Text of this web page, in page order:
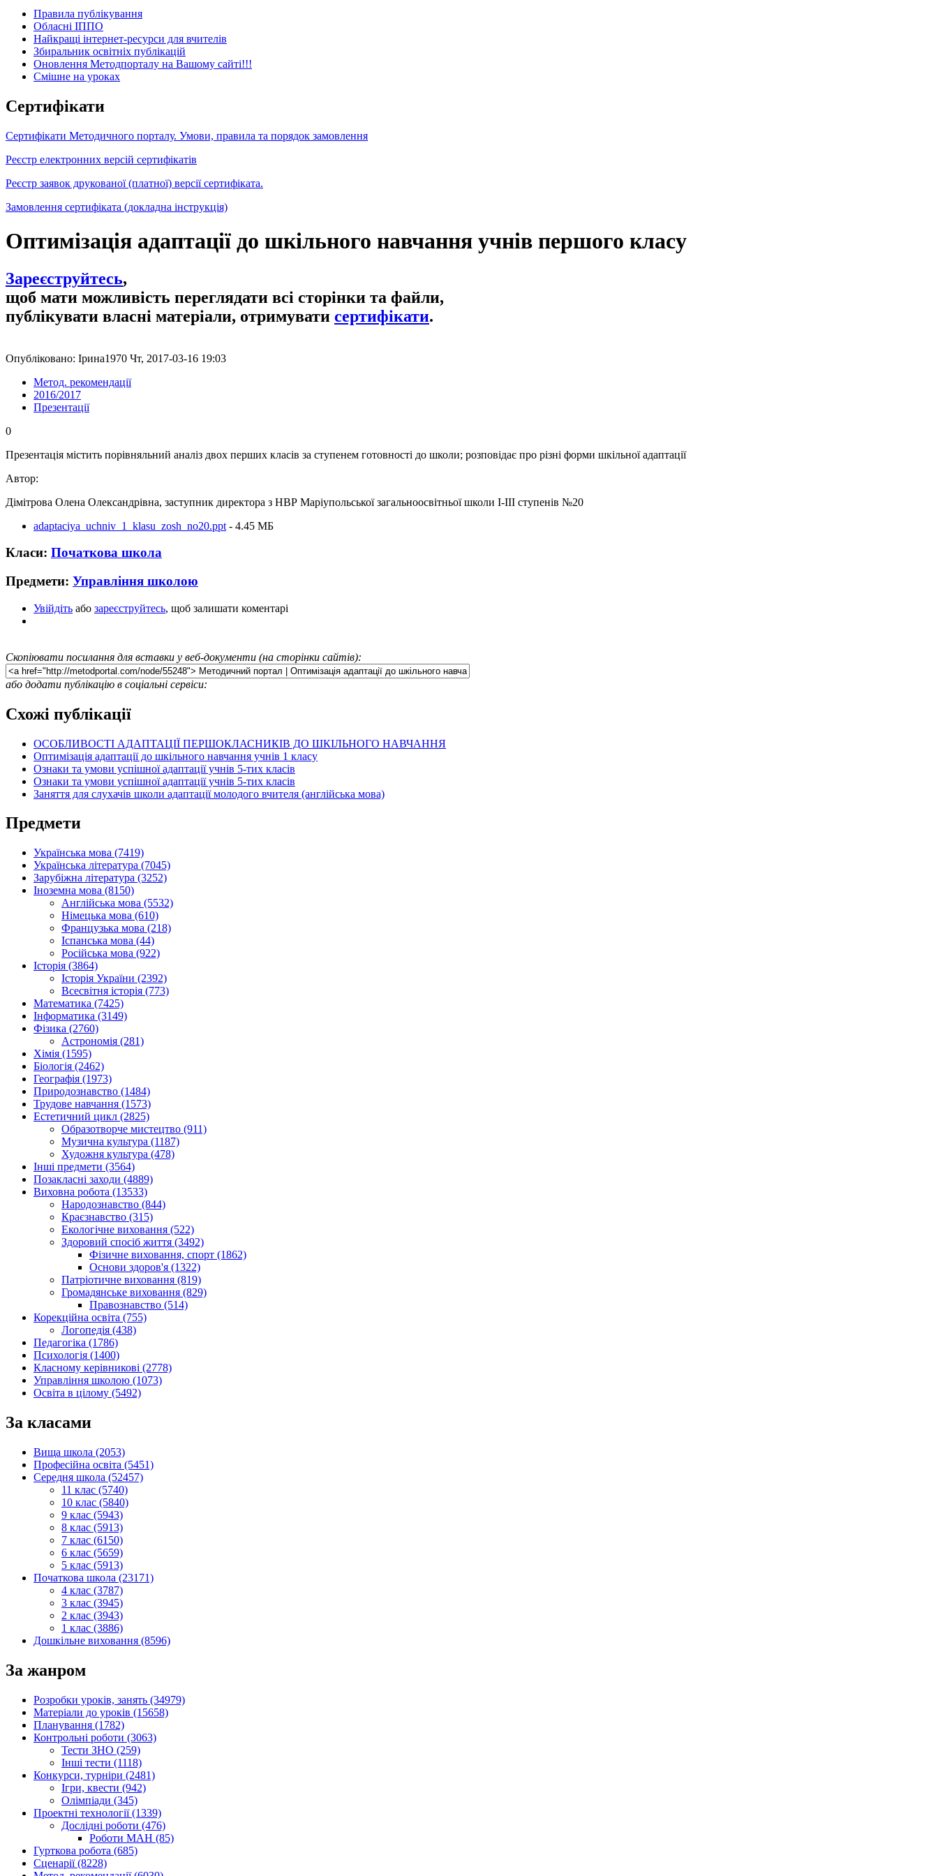
Правила публікування
Обласні ІППО
Найкращі інтернет-ресурси для вчителів
Збиральник освітніх публікацій
Оновлення Методпорталу на Вашому сайті!!!
Cмішне на уроках
Сертифікати
Сертифікати Методичного порталу. Умови, правила та порядок замовлення
Реєстр електронних версій сертифікатів
Реєстр заявок друкованої (платної) версії сертифіката.
Замовлення сертифіката (докладна інструкція)
Оптимізація адаптації до шкільного навчання учнів першого класу
Зареєструйтесь,
щоб мати можливість переглядати всі сторінки та файли,
публікувати власні матеріали, отримувати сертифікати.
Опубліковано: Ірина1970 Чт, 2017-03-16 19:03
Метод. рекомендації
2016/2017
Презентації
0
Презентація містить порівняльний аналіз двох перших класів за ступенем готовності до школи; розповідає про різні форми шкільної адаптації
Автор:
Дімітрова Олена Олександрівна, заступник директора з НВР Маріупольської загальноосвітньої школи І-ІІІ ступенів №20
adaptaciya_uchniv_1_klasu_zosh_no20.ppt - 4.45 MБ
Класи: Початкова школа
Предмети: Управління школою
Увійдіть або зареєструйтесь, щоб залишати коментарі
Скопіювати посилання для вставки у веб-документи (на сторінки сайтів):
або додати публікацію в соціальні сервіси:
Схожі публікації
ОСОБЛИВОСТІ АДАПТАЦІЇ ПЕРШОКЛАСНИКІВ ДО ШКІЛЬНОГО НАВЧАННЯ
Оптимізація адаптації до шкільного навчання учнів 1 класу
Ознаки та умови успішної адаптації учнів 5-тих класів
Ознаки та умови успішної адаптації учнів 5-тих класів
Заняття для слухачів школи адаптації молодого вчителя (англійська мова)
Предмети
Українська мова (7419)
Українська література (7045)
Зарубіжна література (3252)
Іноземна мова (8150)
Англійська мова (5532)
Німецька мова (610)
Французька мова (218)
Іспанська мова (44)
Російська мова (922)
Історія (3864)
Історія України (2392)
Всесвітня історія (773)
Математика (7425)
Інформатика (3149)
Фізика (2760)
Астрономія (281)
Хімія (1595)
Біологія (2462)
Географія (1973)
Природознавство (1484)
Трудове навчання (1573)
Естетичний цикл (2825)
Образотворче мистецтво (911)
Музична культура (1187)
Художня культура (478)
Інші предмети (3564)
Позакласні заходи (4889)
Виховна робота (13533)
Народознавство (844)
Краєзнавство (315)
Екологічне виховання (522)
Здоровий спосіб життя (3492)
Фізичне виховання, спорт (1862)
Основи здоров'я (1322)
Патріотичне виховання (819)
Громадянське виховання (829)
Правознавство (514)
Корекційна освіта (755)
Логопедія (438)
Педагогіка (1786)
Психологія (1400)
Класному керівникові (2778)
Управління школою (1073)
Освіта в цілому (5492)
За класами
Вища школа (2053)
Професійна освіта (5451)
Середня школа (52457)
11 клас (5740)
10 клас (5840)
9 клас (5943)
8 клас (5913)
7 клас (6150)
6 клас (5659)
5 клас (5913)
Початкова школа (23171)
4 клас (3787)
3 клас (3945)
2 клас (3943)
1 клас (3886)
Дошкільне виховання (8596)
За жанром
Розробки уроків, занять (34979)
Матеріали до уроків (15658)
Планування (1782)
Контрольні роботи (3063)
Тести ЗНО (259)
Інші тести (1118)
Конкурси, турніри (2481)
Ігри, квести (942)
Олімпіади (345)
Проектні технології (1339)
Дослідні роботи (476)
Роботи МАН (85)
Гурткова робота (685)
Сценарії (8228)